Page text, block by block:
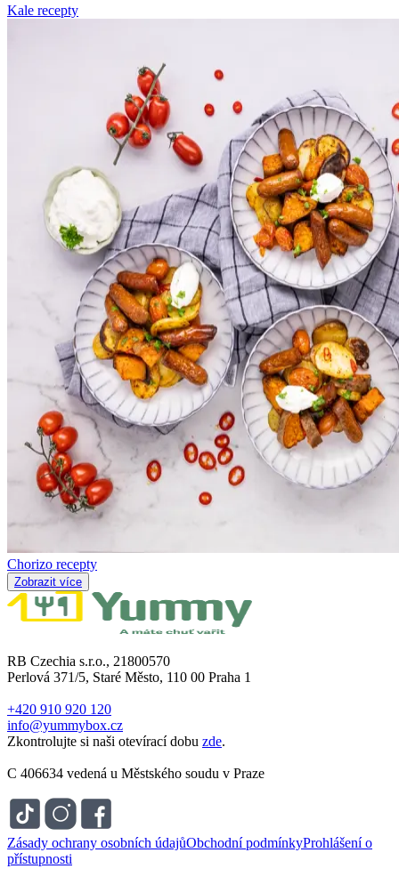
Kale recepty
Chorizo ​​recepty
Zobrazit více
RB Czechia s.r.o., 21800570
Perlová 371/5, Staré Město, 110 00 Praha 1
+420 910 920 120
info@yummybox.cz
Zkontrolujte si naši otevírací dobu zde.
C 406634 vedená u Městského soudu v Praze
Zásady ochrany osobních údajůObchodní podmínkyProhlášení o
přístupnosti